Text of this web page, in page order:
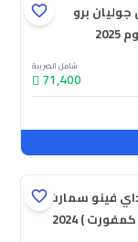
برو
شامل الضريبة
71,400
فينو سمارت
) 2024